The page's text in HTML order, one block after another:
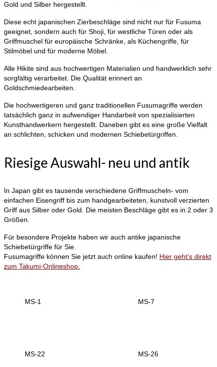
Gold und Silber hergestellt.
Diese echt japanischen Zierbeschläge sind nicht nur für Fusuma
geeignet, sondern auch für Shoji, für westliche Türen oder als
Griffmuschel für europäische Schränke, als Küchengriffe, für
Stilmöbel und für moderne Möbel.
Alle Hikite sind aus hochwertigen Materialien und handwerklich sehr
sorgfältig verarbeitet. Die Qualität erinnert an
Goldschmiedearbeiten.
Die hochwertigeren und ganz traditionellen Fusumagriffe werden
tatsächlich ganz in aufwendiger Handarbeit von spezialisierten
Kunsthandwerkern hergestellt. Daneben gibt es eine große Vielfalt
an schlichten, schicken und modernen Schiebetürgriffen.
Riesige Auswahl- neu und antik
In Japan gibt es tausende verschiedene Griffmuscheln- vom
einfachen Eisengriff bis zum handgearbeiteten, kunstvoll verzierten
Griff aus Silber oder Gold. Die meisten Beschläge gibt es in 2 oder 3
Größen.
Für besondere Projekte haben wir auch antike japanische
Schiebetürgriffe für Sie.
Fusumagriffe können Sie jetzt auch online kaufen! Hier geht’s direkt
zum Takumi-Onlineshop.
MS-1 MS-7
MS-22 MS-26